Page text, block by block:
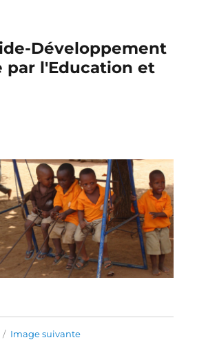
Développement
par l'Education et
Image suivante